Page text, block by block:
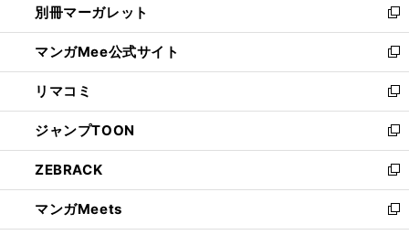
く
で
開
く
ィ
ン
ド
ウ
で
開
く
い
ウ
ィ
ン
ド
ウ
で
開
く
別冊マーガレット
新
し
い
ウ
ィ
ン
ド
ウ
で
開
く
マンガMee公式サイト
新
し
い
ウ
ィ
ン
ド
ウ
で
開
リマコミ
新
し
い
ウ
ィ
ン
ド
ウ
ジャンプTOON
新
し
い
ウ
ィ
ン
ZEBRACK
新
し
い
ウ
マンガMeets
新